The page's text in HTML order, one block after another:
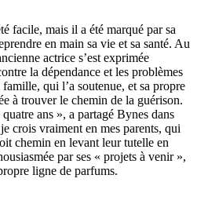
facile, mais il a été marqué par sa
en main sa vie et sa santé. Au
actrice s’est exprimée
la dépendance et les problèmes
qui l’a soutenue, et sa propre
à trouver le chemin de la guérison.
ans », a partagé Bynes dans
crois vraiment en mes parents, qui
chemin en levant leur tutelle en
par ses « projets à venir »,
ligne de parfums.